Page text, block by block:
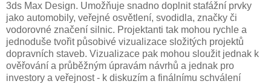
3ds Max Design. Umožňuje snadno doplnit stafážní prvky
jako automobily, veřejné osvětlení, svodidla, značky či
vodorovné značení silnic. Projektanti tak mohou rychle a
jednoduše tvořit působivé vizualizace složitých projektů
dopravních staveb. Vizualizace pak mohou sloužit jednak k
ověřování a průběžným úpravám návrhů a jednak pro
investory a veřejnost - k diskuzím a finálnímu schválení